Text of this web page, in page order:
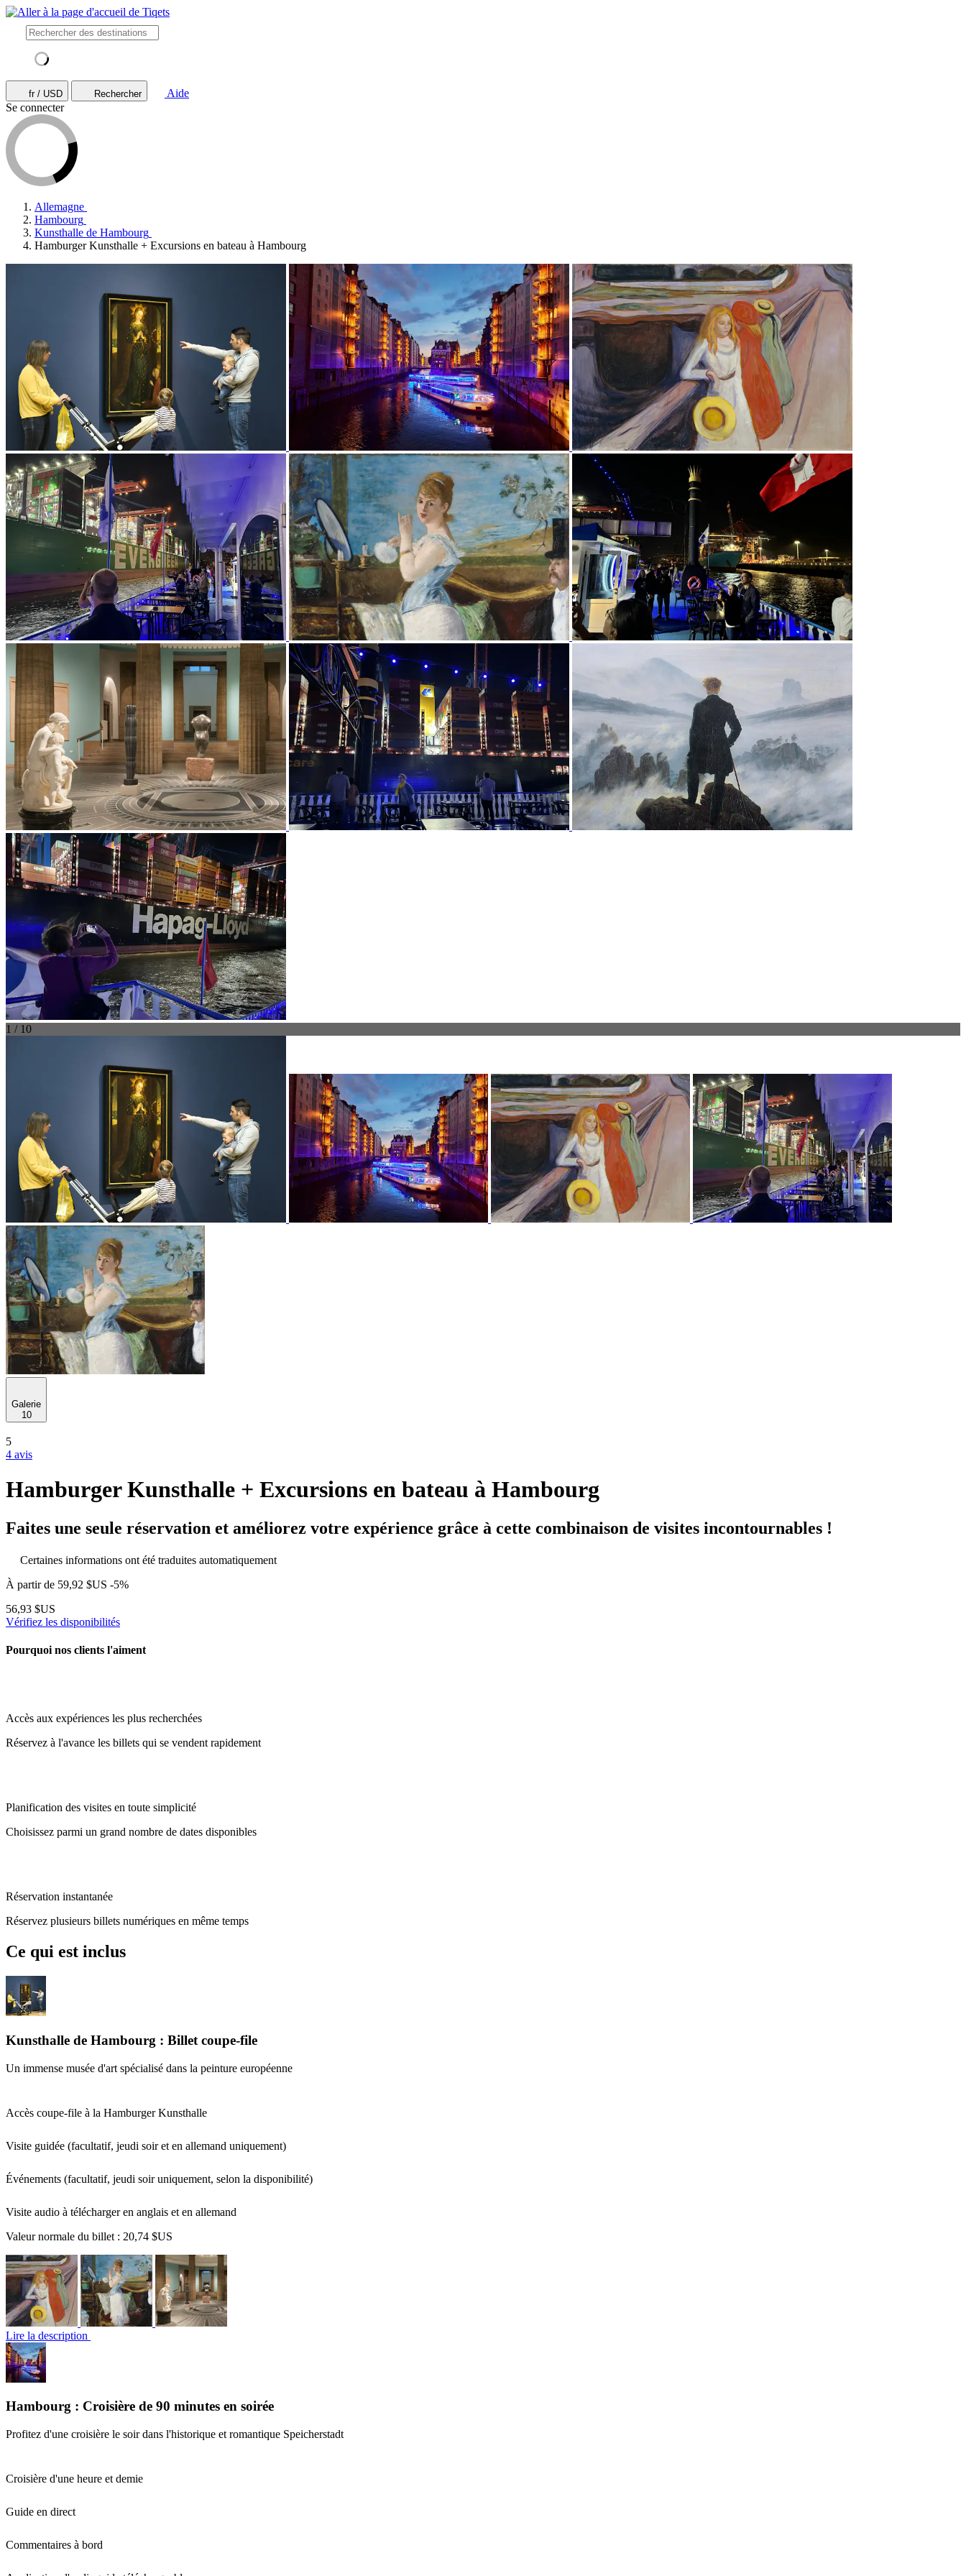
fr / USD Rechercher
Aide
Se connecter
Allemagne
Hambourg
Kunsthalle de Hambourg
Hamburger Kunsthalle + Excursions en bateau à Hambourg
1 / 10
Galerie
10
5
4 avis
Hamburger Kunsthalle + Excursions en bateau à Hambourg
Faites une seule réservation et améliorez votre expérience grâce à cette combinaison de visites incontournables !
Certaines informations ont été traduites automatiquement
À partir de 59,92 $US -5%
56,93 $US
Vérifiez les disponibilités
Pourquoi nos clients l'aiment
Accès aux expériences les plus recherchées
Réservez à l'avance les billets qui se vendent rapidement
Planification des visites en toute simplicité
Choisissez parmi un grand nombre de dates disponibles
Réservation instantanée
Réservez plusieurs billets numériques en même temps
Ce qui est inclus
Kunsthalle de Hambourg : Billet coupe-file
Un immense musée d'art spécialisé dans la peinture européenne
Accès coupe-file à la Hamburger Kunsthalle
Visite guidée (facultatif, jeudi soir et en allemand uniquement)
Événements (facultatif, jeudi soir uniquement, selon la disponibilité)
Visite audio à télécharger en anglais et en allemand
Valeur normale du billet : 20,74 $US
Lire la description
Hambourg : Croisière de 90 minutes en soirée
Profitez d'une croisière le soir dans l'historique et romantique Speicherstadt
Croisière d'une heure et demie
Guide en direct
Commentaires à bord